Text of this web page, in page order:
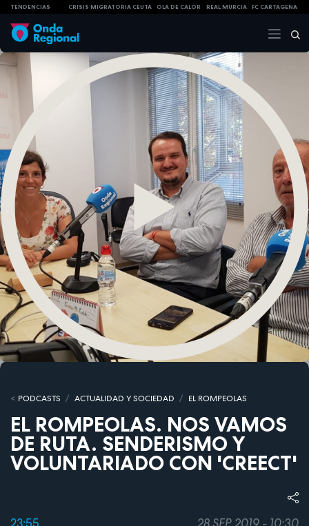
TENDENCIAS CRISIS MIGRATORIA CEUTA OLA DE CALOR REAL MURCIA FC CARTAGENA
PODCASTS ACTUALIDAD Y SOCIEDAD EL ROMPEOLAS
EL ROMPEOLAS. NOS VAMOS
DE RUTA. SENDERISMO Y
VOLUNTARIADO CON 'CREECT'